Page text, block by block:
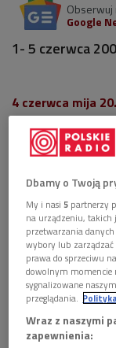
Obserwuj
Google
1- 5 czerwca
4 czerwca mija
Kontraktowego.
Państwa
wydarzeniom
Od poniedziałku1
Zapiski ze
postaci ze świata
wspomnienia,
pierwszej audycji,
Staniszkis–
kolejnych
Dbamy o Twoją
My i nasi5 partnerzy
na urządzeniu,
przetwarzania
wybory lub
prawa do sprzeciwu
dowolnym momencie
sygnalizowane
przeglądania.
Wraz z naszymi
zapewnienia: